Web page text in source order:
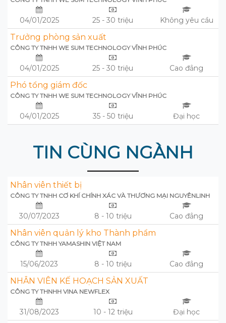
04/01/2025 25 - 30 triệu Không yêu cầu
Trưởng phòng sản xuất
CÔNG TY TNHH WE SUM TECHNOLOGY VĨNH PHÚC
04/01/2025 25 - 30 triệu Cao đẳng
Phó tổng giám đốc
CÔNG TY TNHH WE SUM TECHNOLOGY VĨNH PHÚC
04/01/2025 35 - 50 triệu Đại học
TIN CÙNG NGÀNH
Nhân viên thiết bị
CÔNG TY TNHH CƠ KHÍ CHÍNH XÁC VÀ THƯƠNG MẠI NGUYÊNLINH
30/07/2023 8 - 10 triệu Cao đẳng
Nhân viên quản lý kho Thành phẩm
CÔNG TY TNHH YAMASHIN VIỆT NAM
15/06/2023 8 - 10 triệu Cao đẳng
NHÂN VIÊN KẾ HOẠCH SẢN XUẤT
CÔNG TY THNHH VINA NEWFLEX
31/08/2023 10 - 12 triệu Đại học